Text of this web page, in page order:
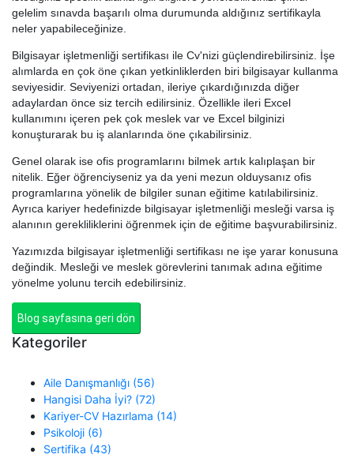
gelelim sınavda başarılı olma durumunda aldığınız sertifikayla
neler yapabileceğinize.
Bilgisayar işletmenliği sertifikası ile Cv'nizi güçlendirebilirsiniz. İşe
alımlarda en çok öne çıkan yetkinliklerden biri bilgisayar kullanma
seviyesidir. Seviyenizi ortadan, ileriye çıkardığınızda diğer
adaylardan önce siz tercih edilirsiniz. Özellikle ileri Excel
kullanımını içeren pek çok meslek var ve Excel bilginizi
konuşturarak bu iş alanlarında öne çıkabilirsiniz.
Genel olarak ise ofis programlarını bilmek artık kalıplaşan bir
nitelik. Eğer öğrenciyseniz ya da yeni mezun olduysanız ofis
programlarına yönelik de bilgiler sunan eğitime katılabilirsiniz.
Ayrıca kariyer hedefinizde bilgisayar işletmenliği mesleği varsa iş
alanının gerekliliklerini öğrenmek için de eğitime başvurabilirsiniz.
Yazımızda bilgisayar işletmenliği sertifikası ne işe yarar konusuna
değindik. Mesleği ve meslek görevlerini tanımak adına eğitime
yönelme yolunu tercih edebilirsiniz.
Blog sayfasına geri dön
Kategoriler
Aile Danışmanlığı (56)
Hangisi Daha İyi? (72)
Kariyer-CV Hazırlama (14)
Psikoloji (6)
Sertifika (43)